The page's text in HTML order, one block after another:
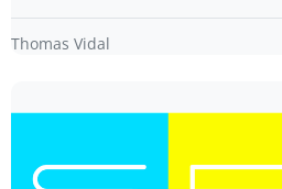
Thomas Vidal